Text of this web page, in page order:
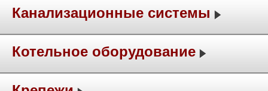
Канализационные системы
Котельное оборудование